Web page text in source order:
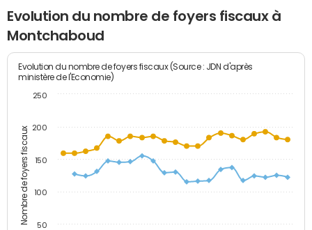
Evolution du nombre de foyers fiscaux à
Montchaboud
Nombre de foyers fiscaux
Evolution du nombre de foyers fiscaux (Source : JDN d'après
ministère de l'Economie)
50
100
150
200
250